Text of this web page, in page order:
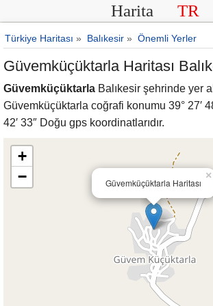
Harita TR
Türkiye Haritası » Balıkesir » Önemli Yerler
Güvemküçüktarla Haritası
Güvemküçüktarla Balıkesir şehrinde yer
Güvemküçüktarla coğrafi konumu 39° 27′
42′ 33″ Doğu gps koordinatlarıdır.
Güvemküçüktarla Haritası
×
+
−